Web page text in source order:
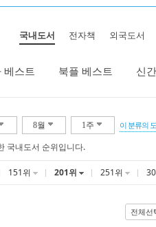
국내도서 전자책 외국도서
베스트 북플 베스트 신
8월 1주 이 분류의
국내도서 순위입니다.
151위 201위 251위
전체선